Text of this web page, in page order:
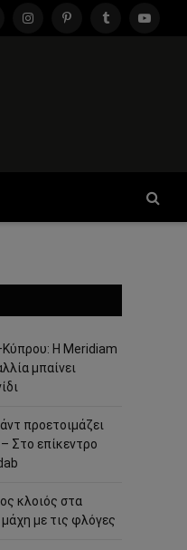
InstagramPinterestTumblr
Η Meridiam
μπαίνει
προετοιμάζει
Στο επίκεντρο
κλοιός στα
με τις φλόγες